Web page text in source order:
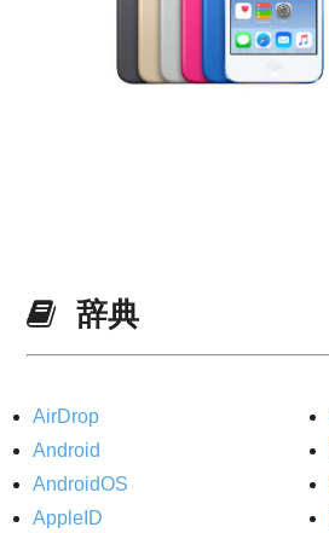
辞典
AirDrop
Android
AndroidOS
AppleID